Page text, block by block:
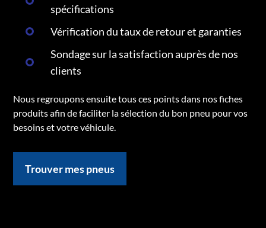
spécifications
Vérification du taux de retour et garanties
Sondage sur la satisfaction auprès de nos
clients
Nous regroupons ensuite tous ces points dans nos fiches
produits afin de faciliter la sélection du bon pneu pour vos
besoins et votre véhicule.
Trouver mes pneus